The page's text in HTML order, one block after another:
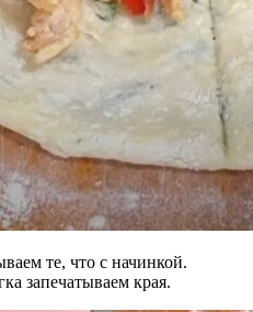
те, что с начинкой.
запечатываем края.